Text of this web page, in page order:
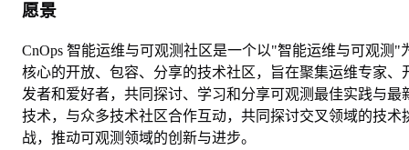
愿景
CnOps 智能运维与可观测社区是一个以"智能运维与可观测"
核心的开放、包容、分享的技术社区，旨在聚集运维专家、
发者和爱好者，共同探讨、学习和分享可观测最佳实践与最
技术，与众多技术社区合作互动，共同探讨交叉领域的技术
战，推动可观测领域的创新与进步。